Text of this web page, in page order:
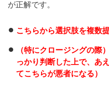
が正解です。
こちらから選択肢を複数
（特にクロージングの際
っかり判断した上で、あ
てこちらが悪者になる）